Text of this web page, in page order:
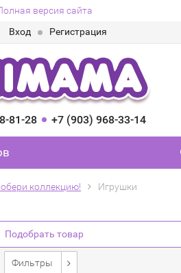
версия сайта
Вход
Регистрация
81-28 +7 (903) 968-33-14
коллекцию! Игрушки
Подобрать товар
Фильтры